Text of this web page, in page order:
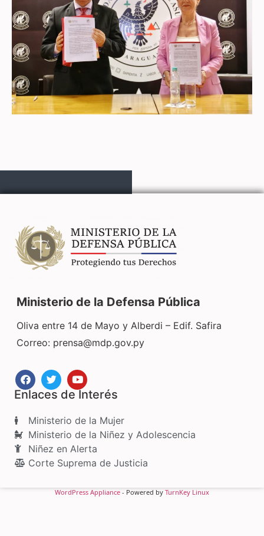
Ministerio de la Defensa Pública
Oliva entre 14 de Mayo y Alberdi – Edif. Safira
Correo: prensa@mdp.gov.py
Enlaces de Interés
Ministerio de la Mujer
Ministerio de la Niñez y Adolescencia
Niñez en Alerta
Corte Suprema de Justicia
WordPress Appliance - Powered by TurnKey Linux